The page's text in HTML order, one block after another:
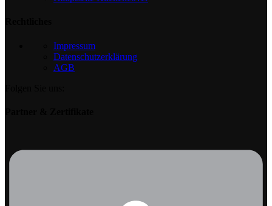
Impressum
Datenschutzerklärung
AGB